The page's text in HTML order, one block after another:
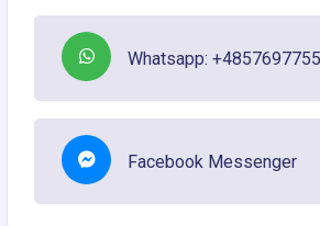
Whatsapp:
Facebook Messenger